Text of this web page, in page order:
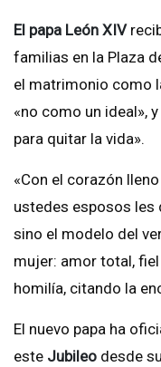
El papa León XIV
familias en la Plaza
el matrimonio como
«no como un ideal»,
para quitar la vida».
«Con el corazón
ustedes esposos les
sino el modelo del
mujer: amor total,
homilía, citando la
El nuevo papa ha
este Jubileo desde